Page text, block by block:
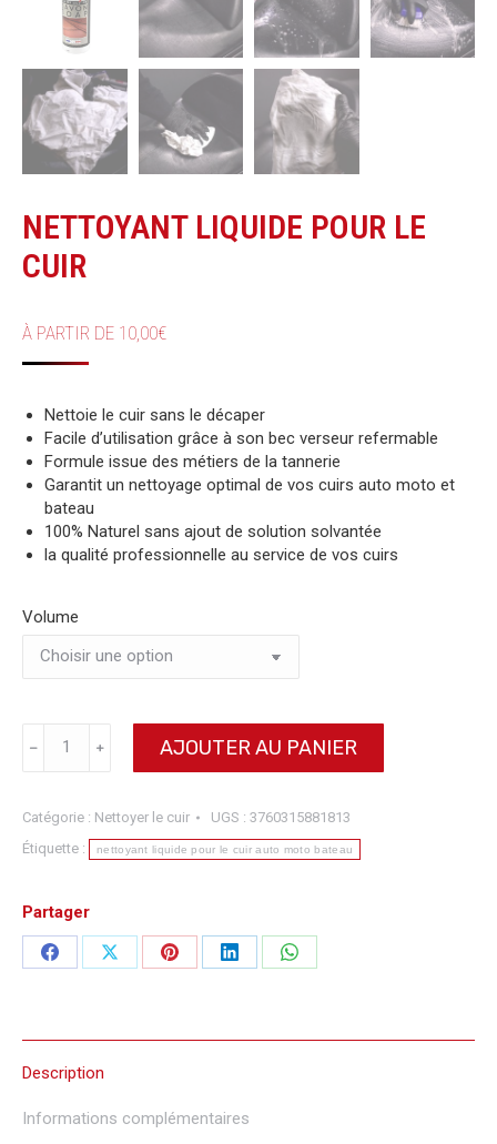
NETTOYANT LIQUIDE POUR LE
CUIR
À PARTIR DE 10,00€
Nettoie le cuir sans le décaper
Facile d’utilisation grâce à son bec verseur refermable
Formule issue des métiers de la tannerie
Garantit un nettoyage optimal de vos cuirs auto moto et
bateau
100% Naturel sans ajout de solution solvantée
la qualité professionnelle au service de vos cuirs
Volume
pour
le
﹣ ﹢ AJOUTER AU PANIER
Catégorie : Nettoyer le cuir UGS : 3760315881813
Étiquette :
nettoyant liquide pour le cuir auto moto bateau
Partager
PartagerPartagerPartagerPartagerPartager
Description
Informations complémentaires